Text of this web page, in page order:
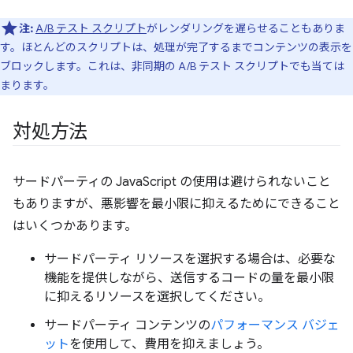
注:A/B テスト スクリプトがレンダリングを遅らせることもありま
す。ほとんどのスクリプトは、処理が完了するまでコンテンツの表示を
ブロックします。これは、非同期の A/B テスト スクリプトでも当ては
まります。
対処方法
サードパーティの JavaScript の使用は避けられないこと
もありますが、悪影響を最小限に抑えるためにできること
はいくつかあります。
サードパーティ リソースを選択する場合は、必要な
機能を提供しながら、送信するコードの量を最小限
に抑えるリソースを選択してください。
サードパーティ コンテンツのパフォーマンス バジェ
ットを使用して、費用を抑えましょう。